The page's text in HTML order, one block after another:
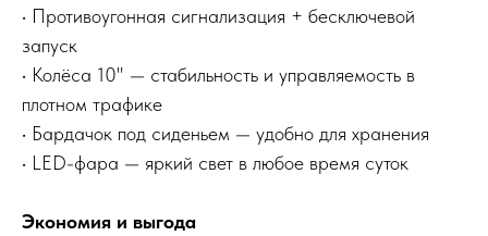
• Противоугонная сигнализация + бесключевой
запуск
• Колёса 10" — стабильность и управляемость в
плотном трафике
• Бардачок под сиденьем — удобно для хранения
• LED-фара — яркий свет в любое время суток
Экономия и выгода